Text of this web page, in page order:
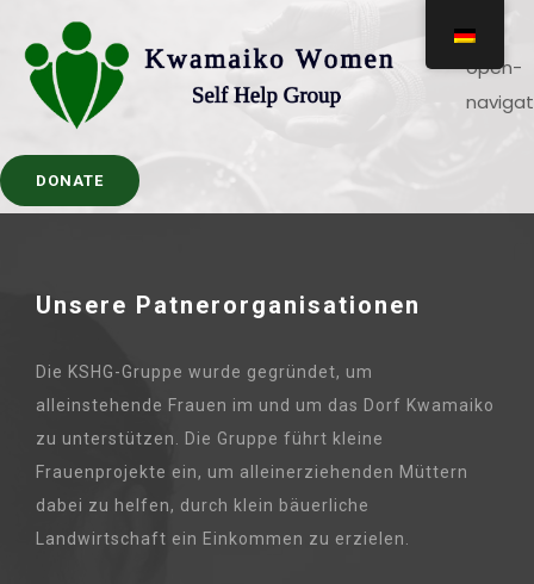
DONATE
Unsere Patnerorganisationen
Die KSHG-Gruppe wurde gegründet, um
alleinstehende Frauen im und um das Dorf Kwamaiko
zu unterstützen. Die Gruppe führt kleine
Frauenprojekte ein, um alleinerziehenden Müttern
dabei zu helfen, durch klein bäuerliche
Landwirtschaft ein Einkommen zu erzielen.